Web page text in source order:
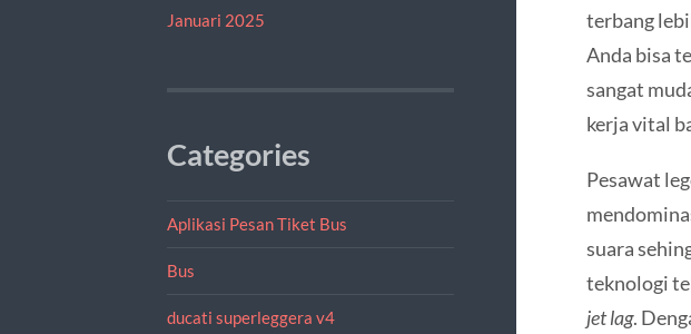
Januari 2025
Categories
Aplikasi Pesan Tiket Bus
Bus
ducati superleggera v4
terbang
Anda bisa
sangat
kerja vital
Pesawat
suara
teknologi
jet lag.